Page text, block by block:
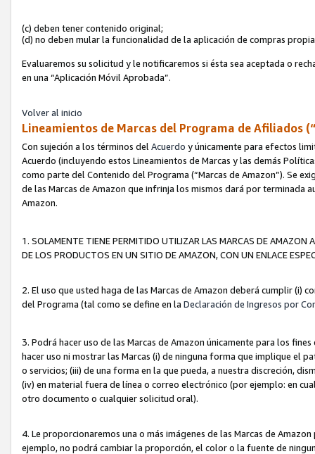
(c) deben tener contenido original;
(d) no deben mular la funcionalidad de la aplicación de compras
Evaluaremos su solicitud y le notificaremos si ésta sea aceptada o
en una “Aplicación Móvil Aprobada”.
Volver al inicio
Lineamientos de Marcas del Programa de Afiliados
Con sujeción a los términos del Acuerdo y únicamente para efectos
Acuerdo (incluyendo estos Lineamientos de Marcas y las demás
como parte del Contenido del Programa (“Marcas de Amazon”). Se
de las Marcas de Amazon que infrinja los mismos dará por terminada
Amazon.
1. SOLAMENTE TIENE PERMITIDO UTILIZAR LAS MARCAS DE
DE LOS PRODUCTOS EN UN SITIO DE AMAZON, CON UN ENLACE
2. El uso que usted haga de las Marcas de Amazon deberá cumplir (i)
del Programa (tal como se define en la Declaración de Ingresos por
3. Podrá hacer uso de las Marcas de Amazon únicamente para los
hacer uso ni mostrar las Marcas (i) de ninguna forma que implique el
o servicios; (iii) de una forma en la que pueda, a nuestra discreción,
(iv) en material fuera de línea o correo electrónico (por ejemplo: en
otro documento o cualquier solicitud oral).
4. Le proporcionaremos una o más imágenes de las Marcas de
ejemplo, no podrá cambiar la proporción, el color o la fuente de